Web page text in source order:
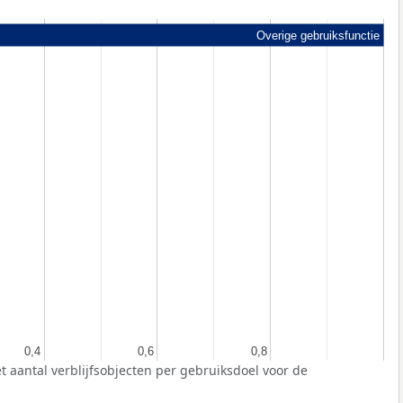
0,4
0,4 0,6
0,6 0,8
0,8
Overige gebruiksfunctie
aantal verblijfsobjecten per gebruiksdoel voor de